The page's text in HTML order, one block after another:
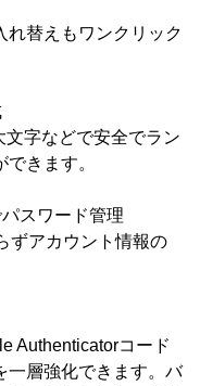
れ替えもワンクリック
字などで安全でラン
きます。
スワード管理
ずアカウント情報の
Authenticatorコード
一層強化できます。バ